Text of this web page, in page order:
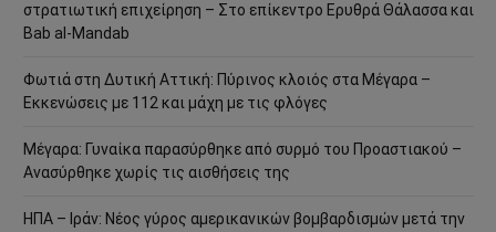
στρατιωτική επιχείρηση – Στο επίκεντρο Ερυθρά Θάλασσα και
Bab al-Mandab
Φωτιά στη Δυτική Αττική: Πύρινος κλοιός στα Μέγαρα –
Εκκενώσεις με 112 και μάχη με τις φλόγες
Μέγαρα: Γυναίκα παρασύρθηκε από συρμό του Προαστιακού –
Ανασύρθηκε χωρίς τις αισθήσεις της
ΗΠΑ – Ιράν: Νέος γύρος αμερικανικών βομβαρδισμών μετά την